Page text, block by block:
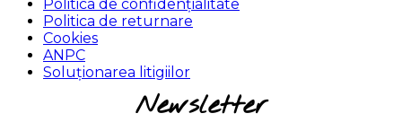
Politica de confidențialitate
Politica de returnare
Cookies
ANPC
Soluționarea litigiilor
Newsletter